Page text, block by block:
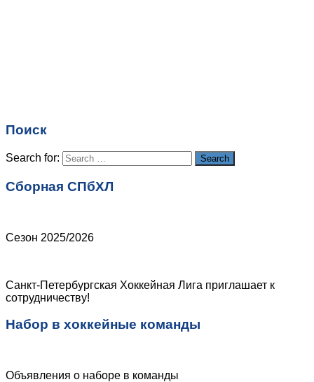
Поиск
Search for: Search
Сборная СПбХЛ
Сезон 2025/2026
Санкт-Петербургская Хоккейная Лига приглашает к
сотрудничеству!
Набор в хоккейные команды
Объявления о наборе в команды